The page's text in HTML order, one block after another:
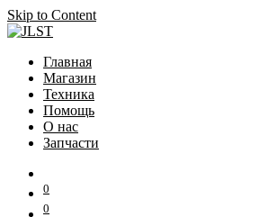
Skip to Content
Главная
Магазин
Техника
Помощь
О нас
Запчасти
0
0